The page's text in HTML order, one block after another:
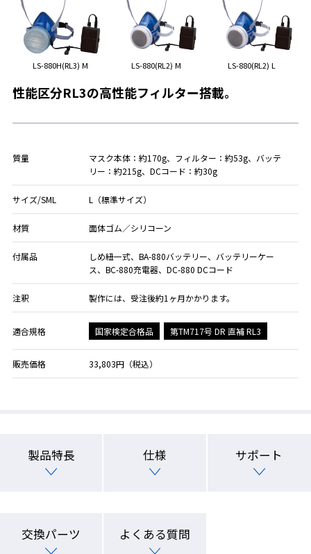
LS-880H(RL3) M LS-880(RL2) M LS-880(RL2) L
性能区分RL3の高性能フィルター搭載。
質量
マスク本体：約170g、フィルター：約53g、バッテ
リー：約215g、DCコード：約30g
サイズ/SML L（標準サイズ）
材質 面体ゴム／シリコーン
付属品
しめ紐一式、BA-880バッテリー、バッテリーケー
ス、BC-880充電器、DC-880 DCコード
注釈 製作には、受注後約1ヶ月かかります。
適合規格 国家検定合格品 第TM717号 DR 直補 RL3
販売価格 33,803円（税込）
製品特長 仕様 サポート
交換パーツ よくある質問